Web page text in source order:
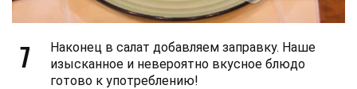
7
Наконец в салат добавляем заправку. Наше
изысканное и невероятно вкусное блюдо
готово к употреблению!